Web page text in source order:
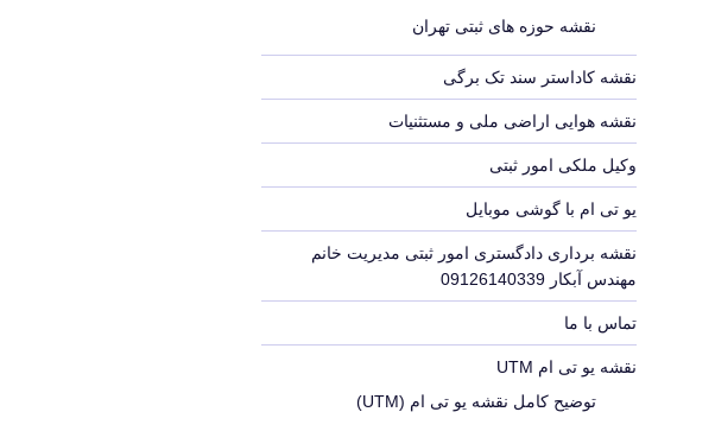
نقشه حوزه های ثبتی تهران
نقشه کاداستر سند تک برگی
نقشه هوایی اراضی ملی و مستثنیات
وکیل ملکی امور ثبتی
یو تی ام با گوشی موبایل
نقشه برداری دادگستری امور ثبتی مدیریت خانم
مهندس آبکار 09126140339
تماس با ما
نقشه یو تی ام UTM
توضیح کامل نقشه یو تی ام (UTM)